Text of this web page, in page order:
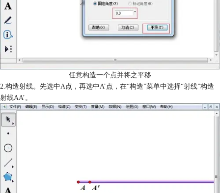
任意构造一个点并将之平移
2.构造射线。先选中A点，再选中A’点，在“构造”菜单中选择“射线”构造
射线AA’。